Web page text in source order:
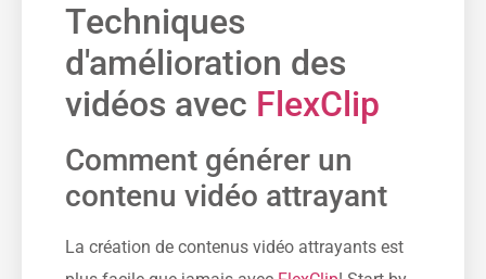
Techniques
d'amélioration des
vidéos avec FlexClip
Comment générer un
contenu vidéo attrayant
La création de contenus vidéo attrayants est